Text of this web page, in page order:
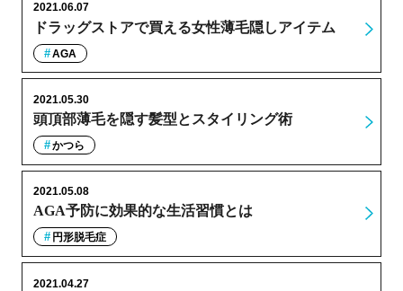
ドラッグストアで買える女性薄毛隠しアイテム
2021.06.07
AGA
頭頂部薄毛を隠す髪型とスタイリング術
2021.05.30
かつら
AGA予防に効果的な生活習慣とは
2021.05.08
円形脱毛症
2021.04.27